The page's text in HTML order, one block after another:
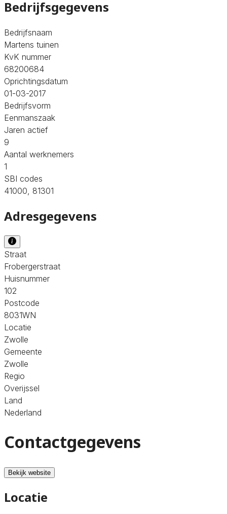
Bedrijfsgegevens
Bedrijfsnaam
Martens tuinen
KvK nummer
68200684
Oprichtingsdatum
01-03-2017
Bedrijfsvorm
Eenmanszaak
Jaren actief
9
Aantal werknemers
1
SBI codes
41000, 81301
Adresgegevens
Straat
Frobergerstraat
Huisnummer
102
Postcode
8031WN
Locatie
Zwolle
Gemeente
Zwolle
Regio
Overijssel
Land
Nederland
Contactgegevens
Bekijk website
Locatie